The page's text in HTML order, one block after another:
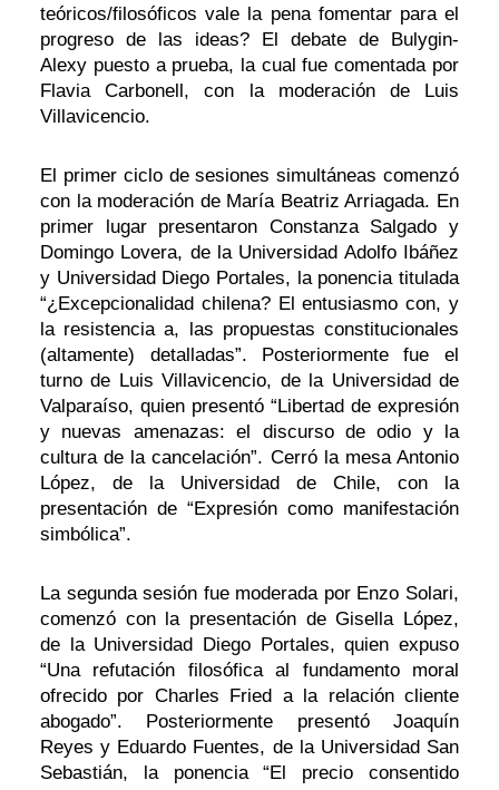
teóricos/filosóficos vale la pena fomentar para el
progreso de las ideas? El debate de Bulygin-
Alexy puesto a prueba, la cual fue comentada por
Flavia Carbonell, con la moderación de Luis
Villavicencio.
El primer ciclo de sesiones simultáneas comenzó
con la moderación de María Beatriz Arriagada. En
primer lugar presentaron Constanza Salgado y
Domingo Lovera, de la Universidad Adolfo Ibáñez
y Universidad Diego Portales, la ponencia titulada
“¿Excepcionalidad chilena? El entusiasmo con, y
la resistencia a, las propuestas constitucionales
(altamente) detalladas”. Posteriormente fue el
turno de Luis Villavicencio, de la Universidad de
Valparaíso, quien presentó “Libertad de expresión
y nuevas amenazas: el discurso de odio y la
cultura de la cancelación”. Cerró la mesa Antonio
López, de la Universidad de Chile, con la
presentación de “Expresión como manifestación
simbólica”.
La segunda sesión fue moderada por Enzo Solari,
comenzó con la presentación de Gisella López,
de la Universidad Diego Portales, quien expuso
“Una refutación filosófica al fundamento moral
ofrecido por Charles Fried a la relación cliente
abogado”. Posteriormente presentó Joaquín
Reyes y Eduardo Fuentes, de la Universidad San
Sebastián, la ponencia “El precio consentido